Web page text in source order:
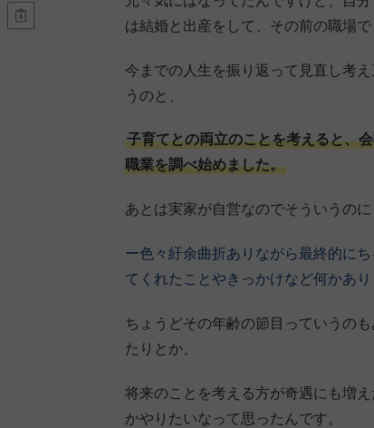
は結婚と出産をして、その前の職場
今までの人生を振り返って見直し考
うのと、
子育てとの両立のことを考えると、
職業を調べ始めました。
あとは実家が自営なのでそういうの
ー色々紆余曲折ありながら最終的に
てくれたことやきっかけなど何かあり
ちょうどその年齢の節目っていうの
たりとか、
将来のことを考える方が奇遇にも増
かやりたいなって思ったんです。